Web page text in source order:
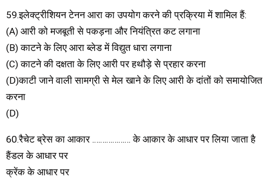
59.इलेक्ट्रीशियन टेनन आरा का उपयोग करने की प्रक्रिया में शामिल हैं:
(A) आरी को मजबूती से पकड़ना और नियंत्रित कट लगाना
(B) काटने के लिए आरा ब्लेड में विद्युत धारा लगाना
(C) काटने की दक्षता के लिए आरी पर हथौड़े से प्रहार करना
(D)काटी जाने वाली सामग्री से मेल खाने के लिए आरी के दांतों को समायोजित
करना
(D)
60.रैचेट ब्रेस का आकार ………………. के आकार के आधार पर लिया जाता है
हैंडल के आधार पर
क्रेंक के आधार पर